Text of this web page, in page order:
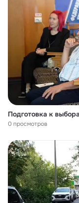
Подготовка к
0 просмотров